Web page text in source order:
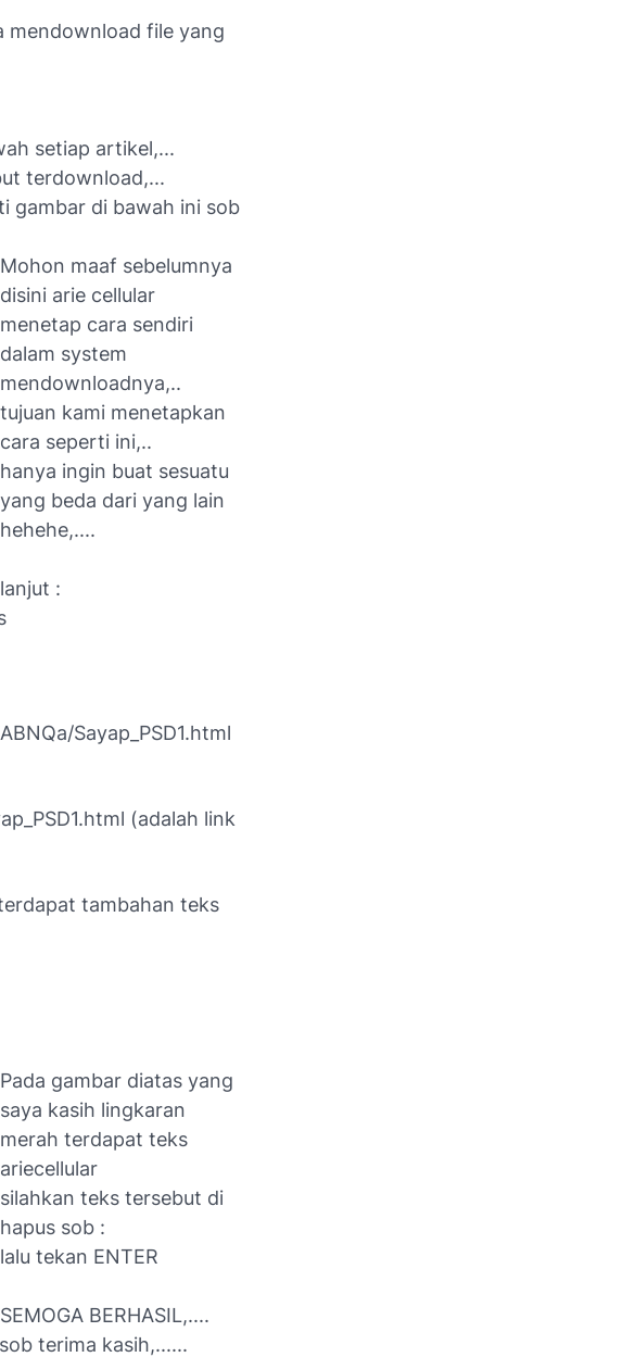
mendownload file yang
setiap artikel,...
terdownload,...
gambar di bawah ini sob
Mohon maaf sebelumnya
disini arie cellular
menetap cara sendiri
dalam system
mendownloadnya,..
tujuan kami menetapkan
cara seperti ini,..
hanya ingin buat sesuatu
yang beda dari yang lain
hehehe,....
lanjut :
Sayap_PSD1.html
(adalah link
tambahan teks
Pada gambar diatas yang
saya kasih lingkaran
merah terdapat teks
ariecellular
silahkan teks tersebut di
hapus sob :
lalu tekan ENTER
SEMOGA BERHASIL,....
terima kasih,......